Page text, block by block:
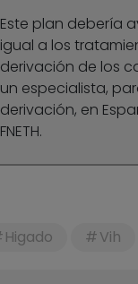
Este plan debería
igual a los
derivación de los
un especialista,
derivación, en
FNETH.
Higado Vih